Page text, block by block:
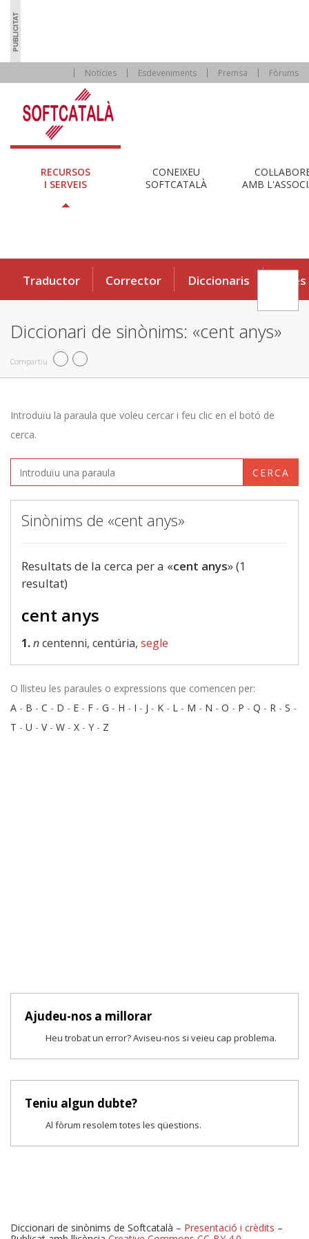
Notícies Esdeveniments Premsa Fòrums
RECURSOS
I SERVEIS
CONEIXEU
SOFTCATALÀ
AMB
Traductor Corrector Diccionaris Eines
Diccionari de sinònims: «cent anys»
Compartiu
Introduïu la paraula que voleu cercar i feu clic en el botó de
cerca.
CERCA
Sinònims de «cent anys»
Resultats de la cerca per a «cent anys» (1
resultat)
cent anys
1.ncentenni, centúria, segle
O llisteu les paraules o expressions que comencen per:
A - B - C - D - E - F - G - H - I - J - K - L - M - N - O - P - Q - R - S -
T - U - V- W - X - Y - Z
Ajudeu-nos a millorar
Heu trobat un error? Aviseu-nos si veieu cap problema.
Teniu algun dubte?
Al fòrum resolem totes les qüestions.
Diccionari de sinònims de Softcatalà – Presentació i crèdits –